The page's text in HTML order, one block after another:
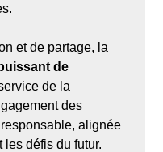
et de partage, la
de
de la
des
alignée
défis du futur.